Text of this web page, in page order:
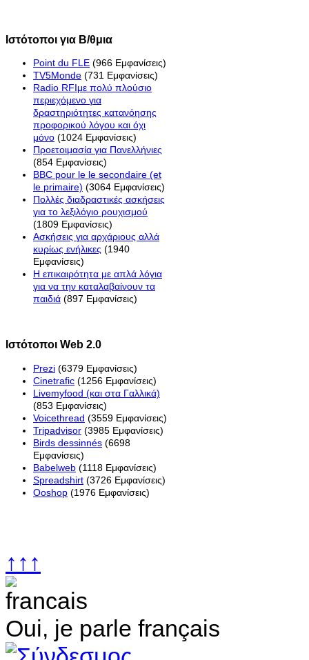
Ιστότοποι για Β/θμια
Point du FLE (966 Εμφανίσεις)
TV5Monde (731 Εμφανίσεις)
Radio RFIμε πολύ πλούσιο
περιεχόμενο για
δραστηριότητες κατανόησης
προφορικού λόγου και όχι
μόνο (1024 Εμφανίσεις)
Προετοιμασία για Πανελλήνιες
(854 Εμφανίσεις)
BBC pour le le secondaire (et
le primaire) (3064 Εμφανίσεις)
Πολλές διαδραστικές ασκήσεις
για το λεξιλόγιο ρουχισμού
(1809 Εμφανίσεις)
Ασκήσεις για αρχάριους αλλά
κυρίως ενήλικες (1940
Εμφανίσεις)
Η επικαιρότητα με απλά λόγια
για να την καταλαβαίνουν τα
παιδιά (897 Εμφανίσεις)
Ιστότοποι Web 2.0
Prezi (6379 Εμφανίσεις)
Cinetrafic (1256 Εμφανίσεις)
Livemyfood (και στα Γαλλικά)
(853 Εμφανίσεις)
Voicethread (3559 Εμφανίσεις)
Tripadvisor (3985 Εμφανίσεις)
Birds dessinnés (6698
Εμφανίσεις)
Babelweb (1118 Εμφανίσεις)
Spreadshirt (3726 Εμφανίσεις)
Ooshop (1976 Εμφανίσεις)
↑↑↑
Oui, je parle français